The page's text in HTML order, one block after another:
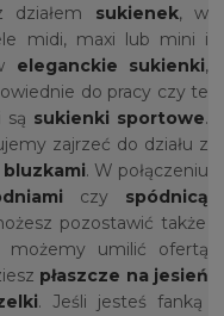
działem sukienek, w
midi, maxi lub mini i
eleganckie sukienki,
do pracy czy te
są sukienki sportowe.
zajrzeć do działu z
. W połączeniu
czy spódnicą
pozostawić także
możemy umilić ofertą
płaszcze na jesień
. Jeśli jesteś fanką